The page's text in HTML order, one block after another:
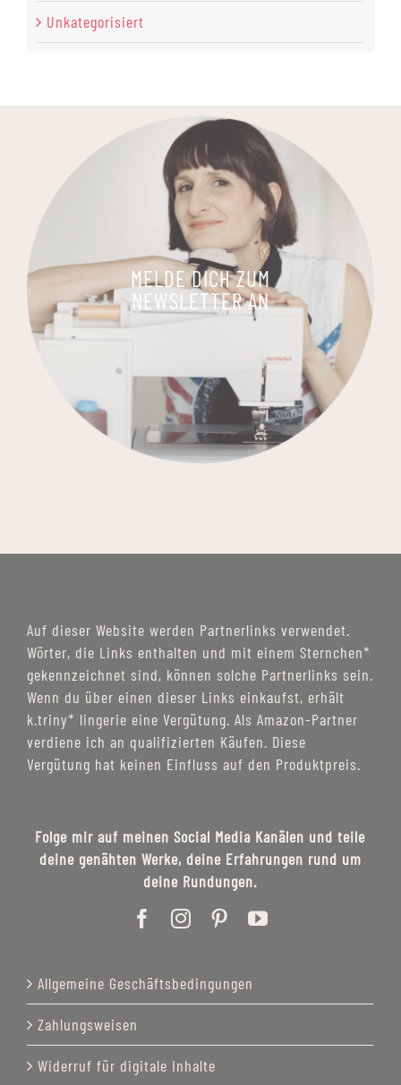
Unkategorisiert
MELDE DICH ZUM
NEWSLETTER AN
Auf dieser Website werden Partnerlinks verwendet.
Wörter, die Links enthalten und mit einem Sternchen*
gekennzeichnet sind, können solche Partnerlinks sein.
Wenn du über einen dieser Links einkaufst, erhält
k.triny* lingerie eine Vergütung. Als Amazon-Partner
verdiene ich an qualifizierten Käufen. Diese
Vergütung hat keinen Einfluss auf den Produktpreis.
Folge mir auf meinen Social Media Kanälen und teile
deine genähten Werke, deine Erfahrungen rund um
deine Rundungen.
Allgemeine Geschäftsbedingungen
Zahlungsweisen
Widerruf für digitale Inhalte